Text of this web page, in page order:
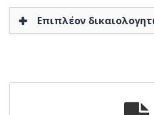
Επιπλέον